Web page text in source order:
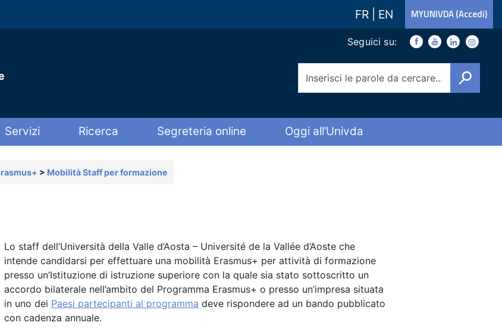
FR EN MYUNIVDA (Accedi)
Link social
Seguici su: Facebook
YoutubeYoutube
Servizi Ricerca Segreteria online Oggi all’Univda
> Mobilità Staff per formazione
Lo staff dell’Università della Valle d’Aosta – Université de la Vallée d’Aoste che
intende candidarsi per effettuare una mobilità Erasmus+ per attività di formazione
presso un’Istituzione di istruzione superiore con la quale sia stato sottoscritto un
accordo bilaterale nell’ambito del Programma Erasmus+ o presso un’impresa situata
in uno dei Paesi partecipanti al programma deve rispondere ad un bando pubblicato
con cadenza annuale.